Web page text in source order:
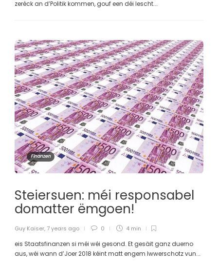
zeréck an d’Politik kommen, gouf een déi lescht...
Finanzen
Steiersuen: méi responsabel
domatter ëmgoen!
Guy Kaiser, 7 years ago 0 4 min
eis Staatsfinanzen si méi wéi gesond. Et gesäit ganz duerno
aus, wéi wann d’Joer 2018 kéint matt engem Iwwerschotz vun...